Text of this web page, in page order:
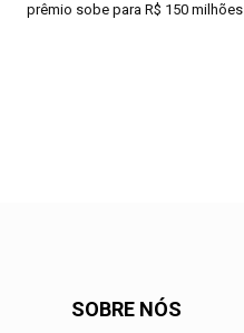
prêmio sobe para R$ 150 milhões
SOBRE NÓS